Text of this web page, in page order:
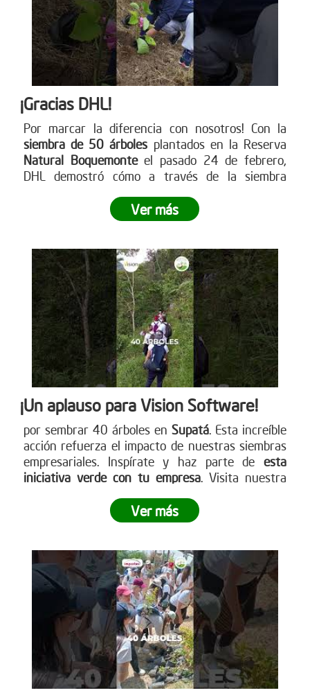
¡Gracias DHL!
Por marcar la diferencia con nosotros! Con la
siembra de 50 árboles plantados en la Reserva
Natural Boquemonteel pasado 24 de febrero,
DHL demostró cómo a través de la siembra
significativa en nuestro planeta.¿Listo para dejar
tu propia huella? Únete a este movimiento verde y
nuestra página web para más información sobre
cómo puedes participar. www.reddearboles.org
Ver más
¡Un aplauso para Vision Software!
por sembrar 40 árboles en Supatá. Esta increíble
acción refuerza el impacto de nuestras siembras
empresariales. Inspírate y haz parte deesta
iniciativa verde con tu empresa. Visita nuestra
www.reddearboles.orgVer más